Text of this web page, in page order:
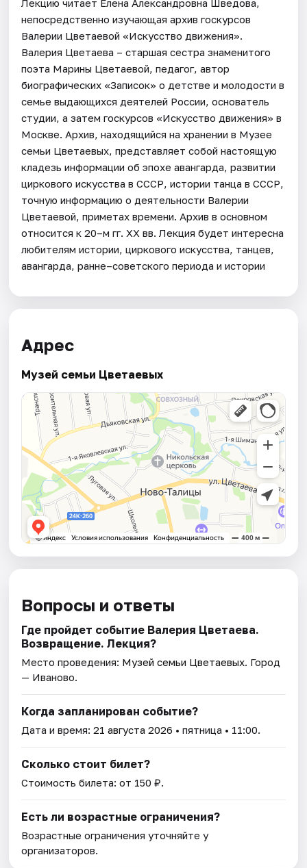
Лекцию читает Елена Александровна Шведова,
непосредственно изучающая архив госкурсов
Валерии Цветаевой «Искусство движения».
Валерия Цветаева – старшая сестра знаменитого
поэта Марины Цветаевой, педагог, автор
биографических «Записок» о детстве и молодости в
семье выдающихся деятелей России, основатель
студии, а затем госкурсов «Искусство движения» в
Москве. Архив, находящийся на хранении в Музее
семьи Цветаевых, представляет собой настоящую
кладезь информации об эпохе авангарда, развитии
циркового искусства в СССР, истории танца в СССР,
точную информацию о деятельности Валерии
Цветаевой, приметах времени. Архив в основном
относится к 20–м гг. XX вв. Лекция будет интересна
любителям истории, циркового искусства, танцев,
авангарда, ранне–советского периода и истории
Адрес
Музей семьи Цветаевых
Вопросы и ответы
Где пройдет событие Валерия Цветаева.
Возвращение. Лекция?
Место проведения: Музей семьи Цветаевых. Город
— Иваново.
Когда запланирован событие?
Дата и время:21 августа 2026 • пятница • 11:00.
Сколько стоит билет?
Стоимость билета: от 150 ₽.
Есть ли возрастные ограничения?
Возрастные ограничения уточняйте у
организаторов.